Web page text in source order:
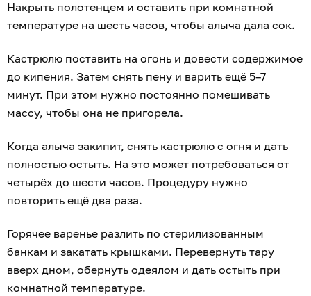
Накрыть полотенцем и оставить при комнатной
температуре на шесть часов, чтобы алыча дала сок.
Кастрюлю поставить на огонь и довести содержимое
до кипения. Затем снять пену и варить ещё 5–7
минут. При этом нужно постоянно помешивать
массу, чтобы она не пригорела.
Когда алыча закипит, снять кастрюлю с огня и дать
полностью остыть. На это может потребоваться от
четырёх до шести часов. Процедуру нужно
повторить ещё два раза.
Горячее варенье разлить по стерилизованным
банкам и закатать крышками. Перевернуть тару
вверх дном, обернуть одеялом и дать остыть при
комнатной температуре.